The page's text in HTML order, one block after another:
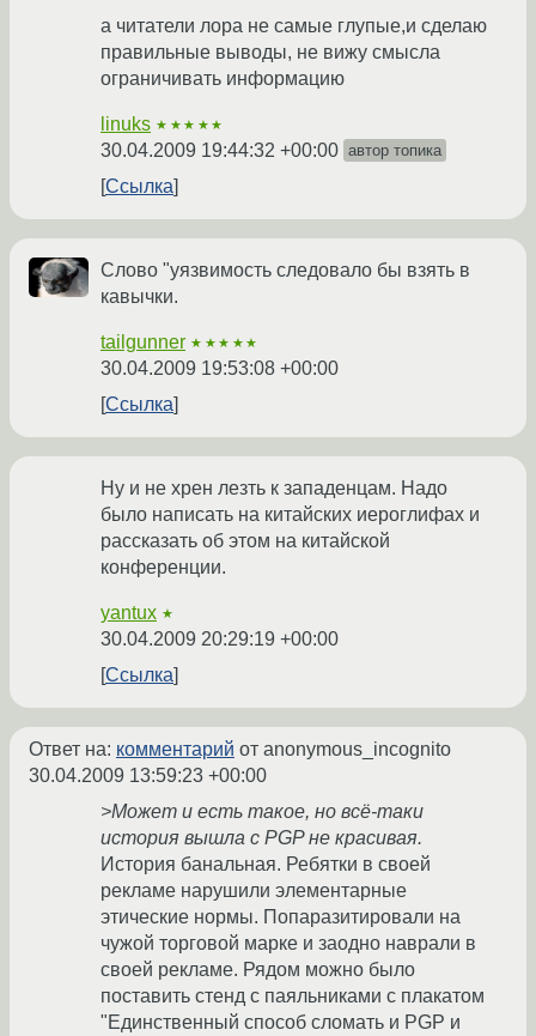
а читатели лора не самые глупые,и сделаю
правильные выводы, не вижу смысла
ограничивать информацию
linuks ★★★★★
30.04.2009 19:44:32 +00:00 автор топика
Ссылка
Слово "уязвимость следовало бы взять в
кавычки.
tailgunner ★★★★★
30.04.2009 19:53:08 +00:00
Ссылка
Ну и не хрен лезть к западенцам. Надо
было написать на китайских иероглифах и
рассказать об этом на китайской
конференции.
yantux ★
30.04.2009 20:29:19 +00:00
Ссылка
Ответ на: комментарий от anonymous_incognito
30.04.2009 13:59:23 +00:00
>Может и есть такое, но всё-таки
история вышла с PGP не красивая.
История банальная. Ребятки в своей
рекламе нарушили элементарные
этические нормы. Попаразитировали на
чужой торговой марке и заодно наврали в
своей рекламе. Рядом можно было
поставить стенд с паяльниками с плакатом
"Единственный способ сломать и PGP и